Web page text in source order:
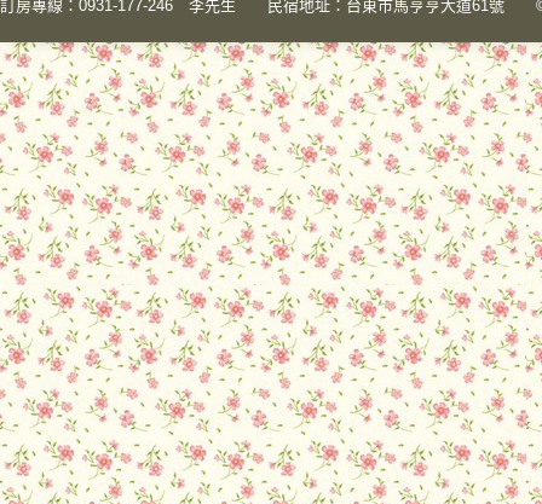
訂房專線：0931-177-246 李先生 民宿地址：台東市馬亨亨大道61號